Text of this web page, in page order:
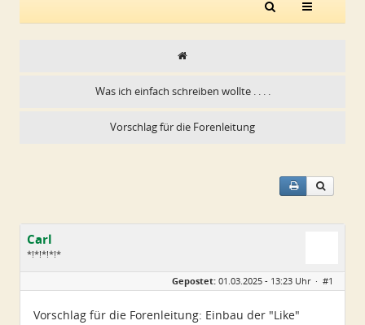
Was ich einfach schreiben wollte . . . .
Vorschlag für die Forenleitung
Carl
*!*!*!*!*
Geschlecht:
Beiträge:
5225
Gepostet: 01.03.2025 - 13:23 Uhr · #1
Vorschlag für die Forenleitung: Einbau der "Like"